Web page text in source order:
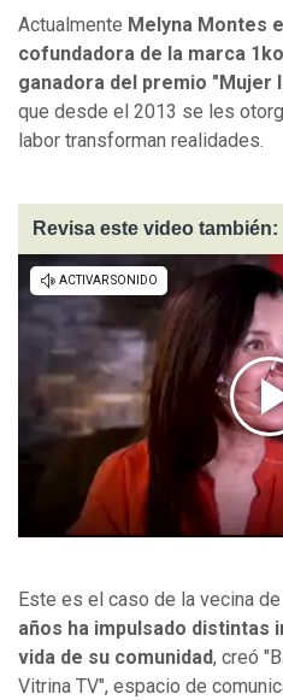
Actualmente Melyna Montes
cofundadora de la marca
ganadora del premio "Mujer
que desde el 2013 se les
labor transforman realidades.
Revisa este video también:
Este es el caso de la vecina
años ha impulsado distintas
vida de su comunidad, creó
Vitrina TV", espacio de